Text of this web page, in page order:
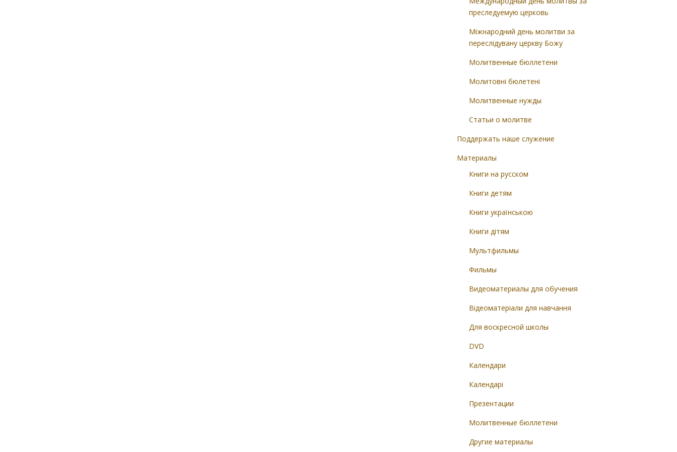
преследуемую церковь
Міжнародний день молитви за
переслідувану церкву Божу
Молитвенные бюллетени
Молитовні бюлетені
Молитвенные нужды
Статьи о молитве
Поддержать наше служение
Материалы
Книги на русском
Книги детям
Книги українською
Книги дітям
Мультфильмы
Фильмы
Видеоматериалы для обучения
Відеоматеріали для навчання
Для воскресной школы
DVD
Календари
Календарі
Презентации
Молитвенные бюллетени
Другие материалы